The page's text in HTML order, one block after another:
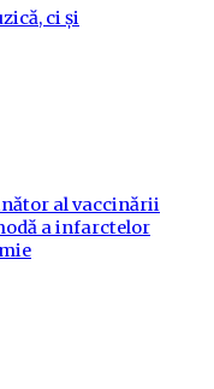
ci și
al vaccinării
a infarctelor